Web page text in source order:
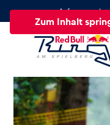
Zum Inhalt
Anfrage senden
Alle News